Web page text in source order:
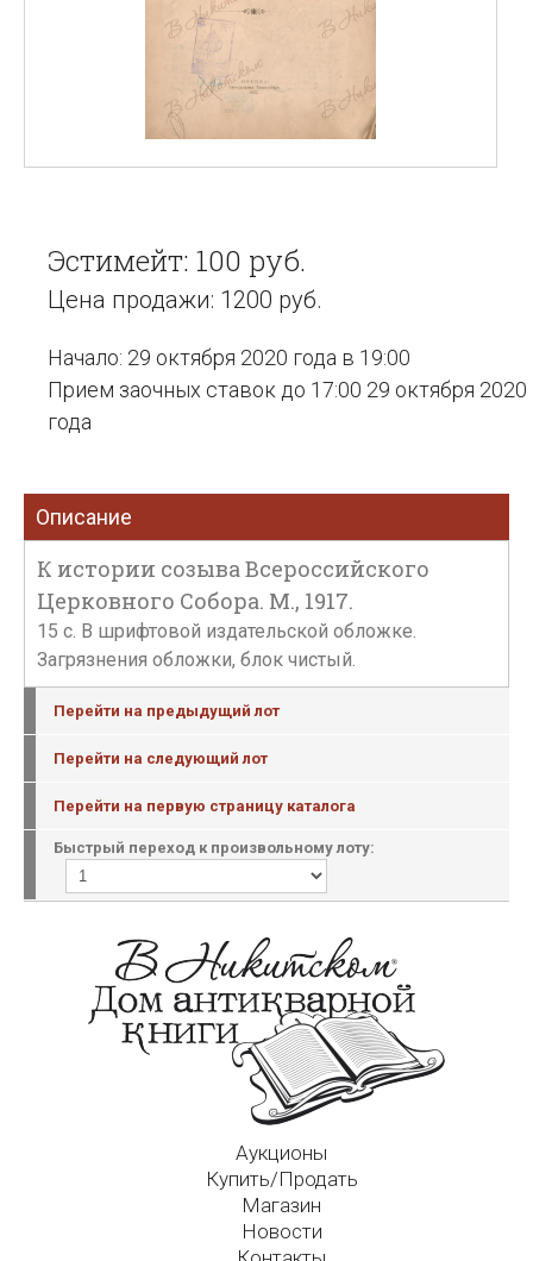
Эстимейт: 100 руб.
Цена продажи: 1200 руб.
Начало: 29 октября 2020 года в 19:00
Прием заочных ставок до 17:00 29 октября 2020
года
Описание
К истории созыва Всероссийского
Церковного Собора. М., 1917.
15 с. В шрифтовой издательской обложке.
Загрязнения обложки, блок чистый.
Перейти на предыдущий лот
Перейти на следующий лот
Перейти на первую страницу каталога
Быстрый переход к произвольному лоту:
Аукционы
Купить/Продать
Магазин
Новости